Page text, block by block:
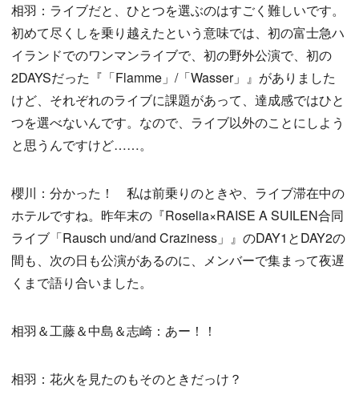
相羽：ライブだと、ひとつを選ぶのはすごく難しいです。
初めて尽くしを乗り越えたという意味では、初の富士急ハ
イランドでのワンマンライブで、初の野外公演で、初の
2DAYSだった『「Flamme」/「Wasser」』がありました
けど、それぞれのライブに課題があって、達成感ではひと
つを選べないんです。なので、ライブ以外のことにしよう
と思うんですけど……。
櫻川：分かった！ 私は前乗りのときや、ライブ滞在中の
ホテルですね。昨年末の『Roselia×RAISE A SUILEN合同
ライブ「Rausch und/and Craziness」』のDAY1とDAY2の
間も、次の日も公演があるのに、メンバーで集まって夜遅
くまで語り合いました。
相羽＆工藤＆中島＆志崎：あー！！
相羽：花火を見たのもそのときだっけ？